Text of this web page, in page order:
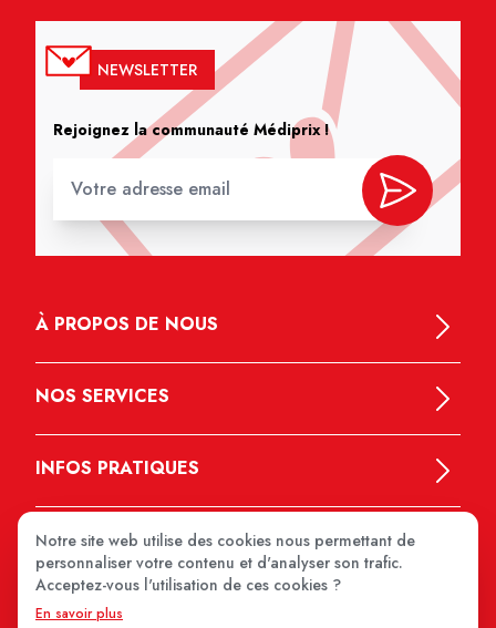
NEWSLETTER
Rejoignez la communauté Médiprix !
À PROPOS DE NOUS
NOS SERVICES
INFOS PRATIQUES
Notre site web utilise des cookies nous permettant de
personnaliser votre contenu et d'analyser son trafic.
Acceptez-vous l'utilisation de ces cookies ?
En savoir plus